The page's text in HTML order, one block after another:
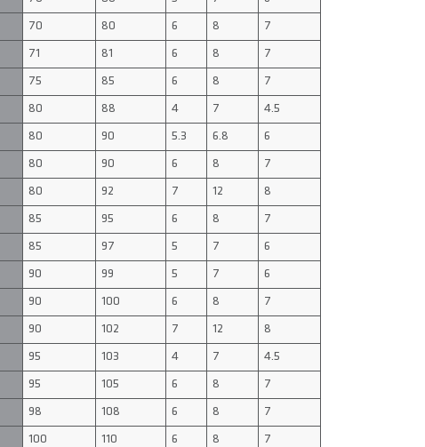
70 80 6 8 7
71 81 6 8 7
75 85 6 8 7
80 88 4 7 4.5
80 90 5.3 6.8 6
80 90 6 8 7
80 92 7 12 8
85 95 6 8 7
85 97 5 7 6
90 99 5 7 6
90 100 6 8 7
90 102 7 12 8
95 103 4 7 4.5
95 105 6 8 7
98 108 6 8 7
100 110 6 8 7